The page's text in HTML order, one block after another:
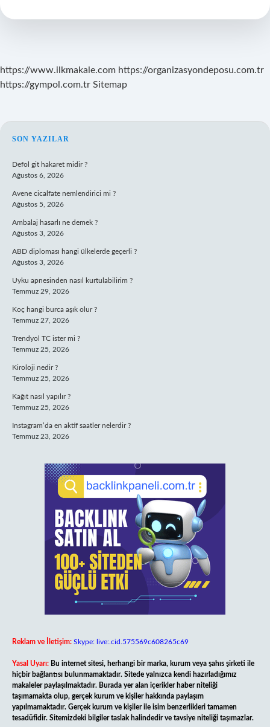
https://www.ilkmakale.com https://organizasyondeposu.com.tr
https://gympol.com.tr Sitemap
SIDEBAR
SON YAZILAR
Defol git hakaret midir ?
Ağustos 6, 2026
Avene cicalfate nemlendirici mi ?
Ağustos 5, 2026
Ambalaj hasarlı ne demek ?
Ağustos 3, 2026
ABD diploması hangi ülkelerde geçerli ?
Ağustos 3, 2026
Uyku apnesinden nasıl kurtulabilirim ?
Temmuz 29, 2026
Koç hangi burca aşık olur ?
Temmuz 27, 2026
Trendyol TC ister mi ?
Temmuz 25, 2026
Kiroloji nedir ?
Temmuz 25, 2026
Kağıt nasıl yapılır ?
Temmuz 25, 2026
Instagram’da en aktif saatler nelerdir ?
Temmuz 23, 2026
Reklam ve İletişim: Skype: live:.cid.575569c608265c69
Yasal Uyarı: Bu internet sitesi, herhangi bir marka, kurum veya şahıs şirketi ile
hiçbir bağlantısı bulunmamaktadır. Sitede yalnızca kendi hazırladığımız
makaleler paylaşılmaktadır. Burada yer alan içerikler haber niteliği
taşımamakta olup, gerçek kurum ve kişiler hakkında paylaşım
yapılmamaktadır. Gerçek kurum ve kişiler ile isim benzerlikleri tamamen
tesadüfidir. Sitemizdeki bilgiler taslak halindedir ve tavsiye niteliği taşımazlar.